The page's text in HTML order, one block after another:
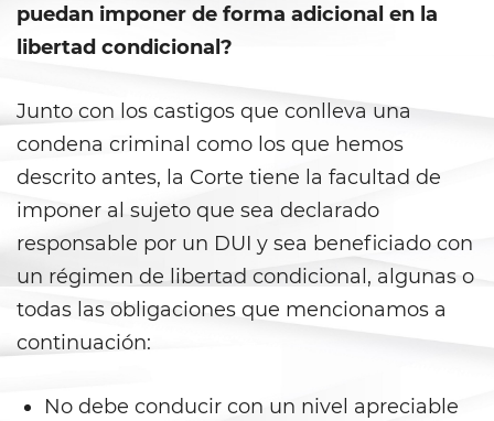
Burglary
Grand Theft
Grand Theft Auto
Petty Theft
Receiving Stolen Property
Robbery
Shoplifting
puedan imponer de forma adicional en la
libertad condicional?
Junto con los castigos que conlleva una
condena criminal como los que hemos
descrito antes, la Corte tiene la facultad de
imponer al sujeto que sea declarado
responsable por un DUI y sea beneficiado con
un régimen de libertad condicional, algunas o
todas las obligaciones que mencionamos a
continuación:
No debe conducir con un nivel apreciable